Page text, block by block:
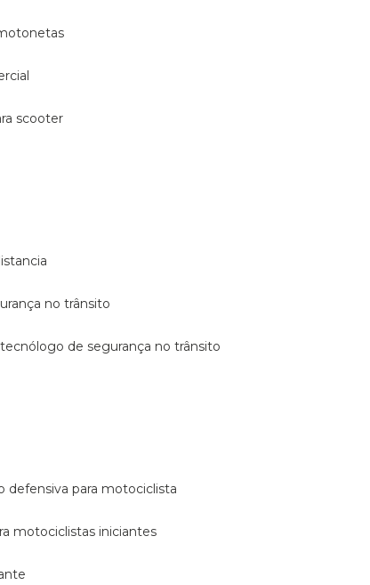
scooter
no trânsito
tecnólogo de segurança no trânsito
defensiva para motociclista
motociclistas iniciantes